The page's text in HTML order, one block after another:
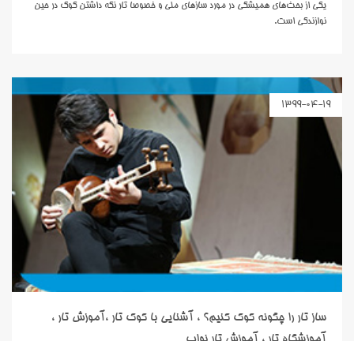
يکي از بحث‌هاي هميشگي در مورد ساز‌هاي ملي و خصوصاً تار نگه داشتن کوک در حين
نوازندگي است.
1399-04-19
ساز تار را چگونه کوک کنیم؟ ، آشنایی با کوک تار ،آموزش تار ،